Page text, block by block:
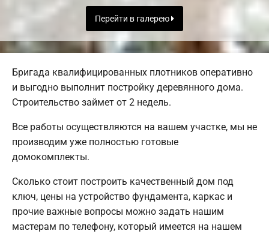
Перейти в галерею
Бригада квалифицированных плотников оперативно
и выгодно выполнит постройку деревянного дома.
Строительство займет от 2 недель.
Все работы осуществляются на вашем участке, мы не
производим уже полностью готовые
домокомплекты.
Сколько стоит построить качественный дом под
ключ, цены на устройство фундамента, каркас и
прочие важные вопросы можно задать нашим
мастерам по телефону, который имеется на нашем